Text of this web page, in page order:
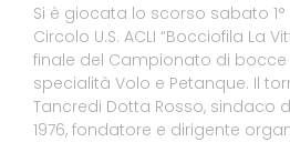
Si è giocata lo scorso sabato
Circolo U.S. ACLI “Bocciofila La
finale del Campionato di bocce
specialità Volo e Petanque. Il
Tancredi Dotta Rosso, sindaco
1976, fondatore e dirigente